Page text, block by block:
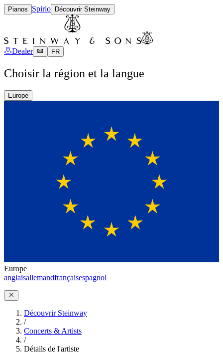
Pianos Spirio Découvrir Steinway
Dealer FR
Choisir la région et la langue
Europe
Europe
anglaisallemandfrançaisespagnol
Découvrir Steinway
/
Concerts & Artists
/
Détails de l'artiste